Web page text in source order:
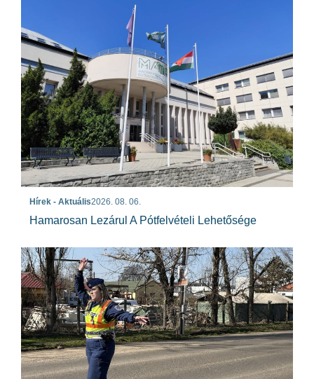
Hírek - Aktuális2026. 08. 06.
Hamarosan Lezárul A Pótfelvételi Lehetősége